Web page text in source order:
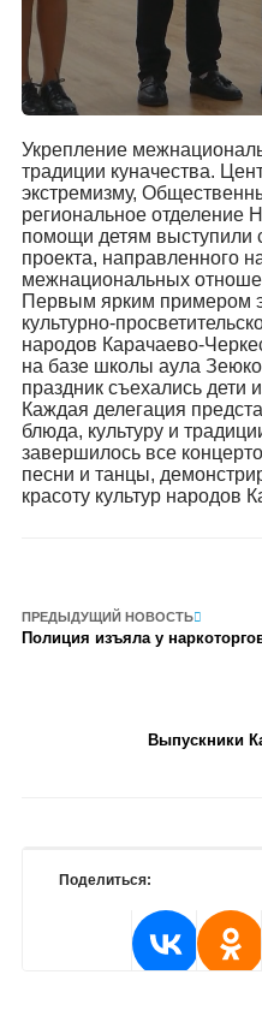
Укрепление
традиции куначества.
экстремизму,
региональное отделение
помощи детям выступили
проекта, направленного
межнациональных
Первым ярким примером
культурно-
народов Карачаево-
на базе школы аула
праздник съехались дети
Каждая делегация
блюда, культуру и
завершилось все
песни и танцы,
красоту культур народов
ПРЕДЫДУЩИЙ НОВОСТЬ
Полиция изъяла у
Выпускники
Поделиться: